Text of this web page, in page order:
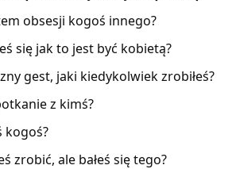
obsesji kogoś innego?
się jak to jest być kobietą?
gest, jaki kiedykolwiek zrobiłeś?
z kimś?
kogoś?
zrobić, ale bałeś się tego?